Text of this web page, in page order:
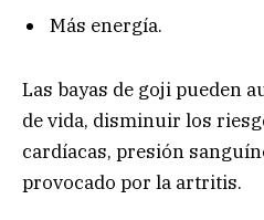
Más energía.
Las bayas de goji pueden
de vida, disminuir los
cardíacas, presión
provocado por la artritis.